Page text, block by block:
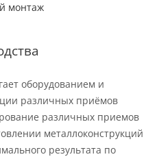
монтаж
оборудованием и
различных приёмов
различных приемов
металлоконструкций
результата по